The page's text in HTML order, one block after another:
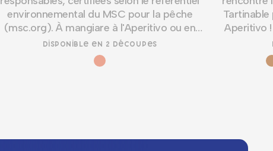
environnemental du MSC pour la pêche
(msc.org). À mangiare à l'Aperitivo ou en
garniture sur nos pains !
Disponible en 2 découpes
Aperitivo
plat
recette